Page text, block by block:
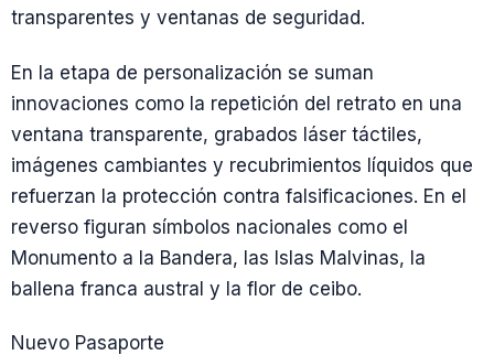
transparentes y ventanas de seguridad.
En la etapa de personalización se suman
innovaciones como la repetición del retrato en una
ventana transparente, grabados láser táctiles,
imágenes cambiantes y recubrimientos líquidos que
refuerzan la protección contra falsificaciones. En el
reverso figuran símbolos nacionales como el
Monumento a la Bandera, las Islas Malvinas, la
ballena franca austral y la flor de ceibo.
Nuevo Pasaporte